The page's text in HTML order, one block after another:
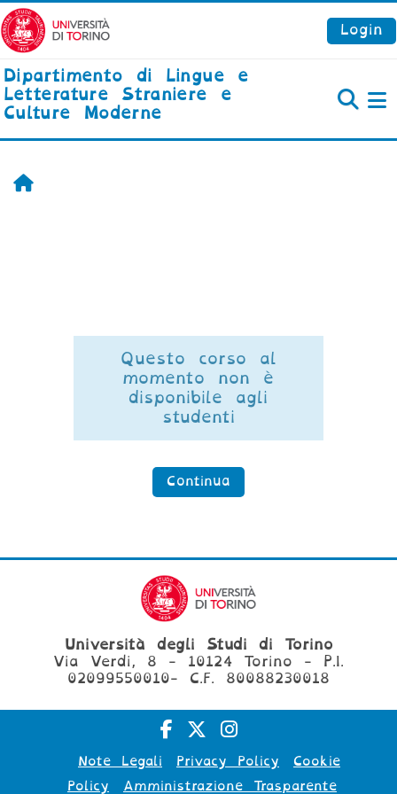
Vai al contenuto principale
Login
Dipartimento di Lingue e
Letterature Straniere e
Culture Moderne
Home
Questo corso al
momento non è
disponibile agli
studenti
Continua
Università degli Studi di Torino
Via Verdi, 8 - 10124 Torino - P.I.
02099550010- C.F. 80088230018
Note Legali Privacy Policy
Cookie
Policy
Amministrazione Trasparente